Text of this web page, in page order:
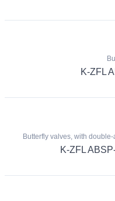
K-ZFL
Butterfly valves, with
K-ZFL